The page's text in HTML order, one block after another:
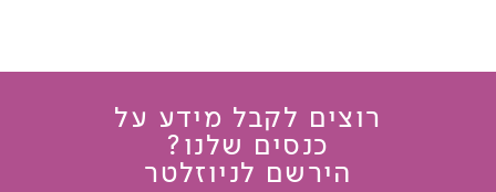
רוצים לקבל מידע על
כנסים שלנו?
הירשם לניוזלטר